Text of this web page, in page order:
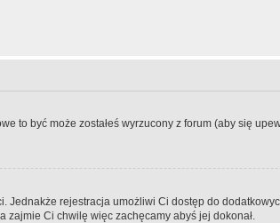
to być może zostałeś wyrzucony z forum (aby się
rejestracja umożliwi Ci dostęp do
zajmie Ci chwilę więc zachęcamy abyś jej dokonał.